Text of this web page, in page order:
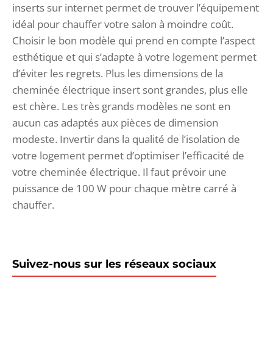
inserts sur internet permet de trouver l’équipement
idéal pour chauffer votre salon à moindre coût.
Choisir le bon modèle qui prend en compte l’aspect
esthétique et qui s’adapte à votre logement permet
d’éviter les regrets. Plus les dimensions de la
cheminée électrique insert sont grandes, plus elle
est chère. Les très grands modèles ne sont en
aucun cas adaptés aux pièces de dimension
modeste. Invertir dans la qualité de l’isolation de
votre logement permet d’optimiser l’efficacité de
votre cheminée électrique. Il faut prévoir une
puissance de 100 W pour chaque mètre carré à
chauffer.
Suivez-nous sur les réseaux sociaux